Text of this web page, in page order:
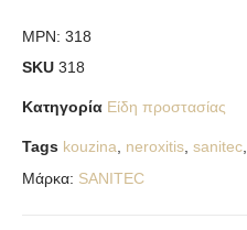
MPN: 318
SKU 318
Κατηγορία Είδη προστασίας
Tags kouzina, neroxitis, sanitec,
Μάρκα: SANITEC